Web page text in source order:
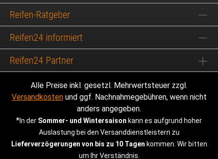
Reifen-Ratgeber
Reifen24 informiert
Reifen24 Partner
Alle Preise inkl. gesetzl. Mehrwertsteuer zzgl.
Versandkostenund ggf. Nachnahmegebühren, wenn nicht
anders angegeben.
*In der Sommer- und Wintersaison kann es aufgrund hoher
Auslastung bei den Versanddienstleistern zu
Lieferverzögerungen von bis zu 10 Tagen kommen. Wir bitten
um Ihr Verständnis.